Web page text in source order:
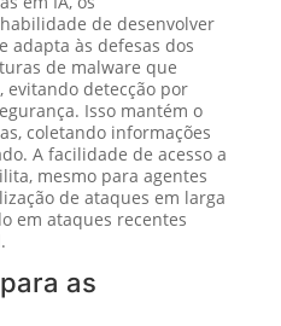
de desenvolver
adapta às defesas dos
de malware que
evitando detecção por
Isso mantém o
coletando informações
A facilidade de acesso a
mesmo para agentes
de ataques em larga
em ataques recentes
as